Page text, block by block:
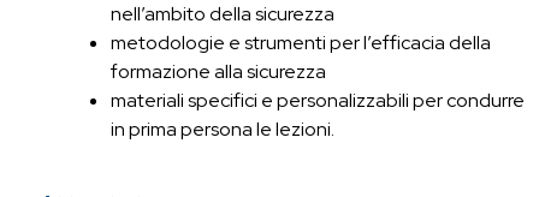
nell’ambito della sicurezza
metodologie e strumenti per l’efficacia della
formazione alla sicurezza
materiali specifici e personalizzabili per condurre
in prima persona le lezioni.